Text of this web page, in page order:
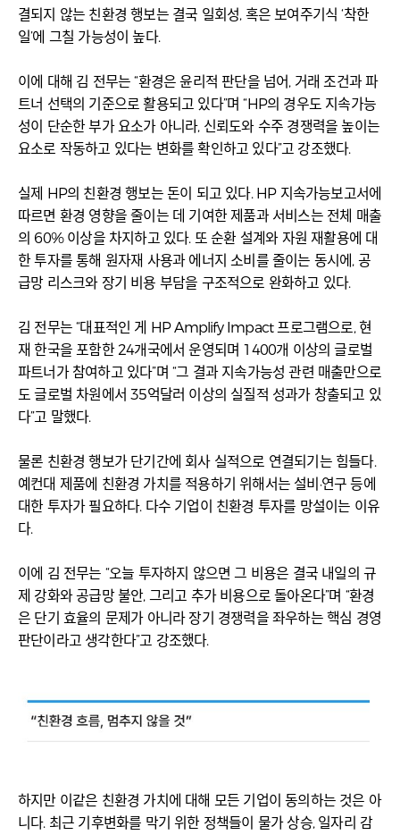
결되지 않는 친환경 행보는 결국 일회성, 혹은 보여주기식 ‘착한
일’에 그칠 가능성이 높다.
이에 대해 김 전무는 “환경은 윤리적 판단을 넘어, 거래 조건과 파
트너 선택의 기준으로 활용되고 있다”며 “HP의 경우도 지속가능
성이 단순한 부가 요소가 아니라, 신뢰도와 수주 경쟁력을 높이는
요소로 작동하고 있다는 변화를 확인하고 있다”고 강조했다.
실제 HP의 친환경 행보는 돈이 되고 있다. HP 지속가능보고서에
따르면 환경 영향을 줄이는 데 기여한 제품과 서비스는 전체 매출
의 60% 이상을 차지하고 있다. 또 순환 설계와 자원 재활용에 대
한 투자를 통해 원자재 사용과 에너지 소비를 줄이는 동시에, 공
급망 리스크와 장기 비용 부담을 구조적으로 완화하고 있다.
김 전무는 “대표적인 게 HP Amplify Impact 프로그램으로, 현
재 한국을 포함한 24개국에서 운영되며 1400개 이상의 글로벌
파트너가 참여하고 있다”며 “그 결과 지속가능성 관련 매출만으로
도 글로벌 차원에서 35억달러 이상의 실질적 성과가 창출되고 있
다”고 말했다.
물론 친환경 행보가 단기간에 회사 실적으로 연결되기는 힘들다.
예컨대 제품에 친환경 가치를 적용하기 위해서는 설비·연구 등에
대한 투자가 필요하다. 다수 기업이 친환경 투자를 망설이는 이유
다.
이에 김 전무는 “오늘 투자하지 않으면 그 비용은 결국 내일의 규
제 강화와 공급망 불안, 그리고 추가 비용으로 돌아온다”며 “환경
은 단기 효율의 문제가 아니라 장기 경쟁력을 좌우하는 핵심 경영
판단이라고 생각한다”고 강조했다.
하지만 이같은 친환경 가치에 대해 모든 기업이 동의하는 것은 아
니다. 최근 기후변화를 막기 위한 정책들이 물가 상승, 일자리 감